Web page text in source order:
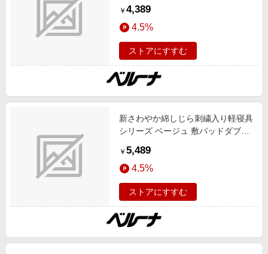
￥ 4,389
4.5%
ストアにすすむ
新さわやか綿しじら刺繍入り軽寝具
シリーズ ベージュ 敷パッドダブル
￥ 5,489
4.5%
ストアにすすむ